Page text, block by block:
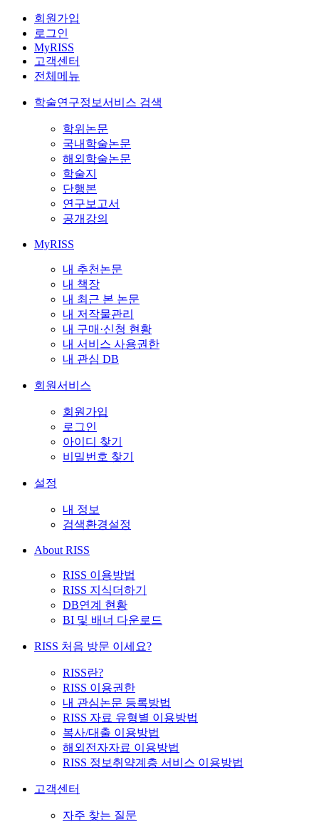
회원가입
로그인
MyRISS
고객센터
전체메뉴
학술연구정보서비스 검색
학위논문
국내학술논문
해외학술논문
학술지
단행본
연구보고서
공개강의
MyRISS
내 추천논문
내 책장
내 최근 본 논문
내 저작물관리
내 구매·신청 현황
내 서비스 사용권한
내 관심 DB
회원서비스
회원가입
로그인
아이디 찾기
비밀번호 찾기
설정
내 정보
검색환경설정
About RISS
RISS 이용방법
RISS 지식더하기
DB연계 현황
BI 및 배너 다운로드
RISS 처음 방문 이세요?
RISS란?
RISS 이용권한
내 관심논문 등록방법
RISS 자료 유형별 이용방법
복사/대출 이용방법
해외전자자료 이용방법
RISS 정보취약계층 서비스 이용방법
고객센터
자주 찾는 질문